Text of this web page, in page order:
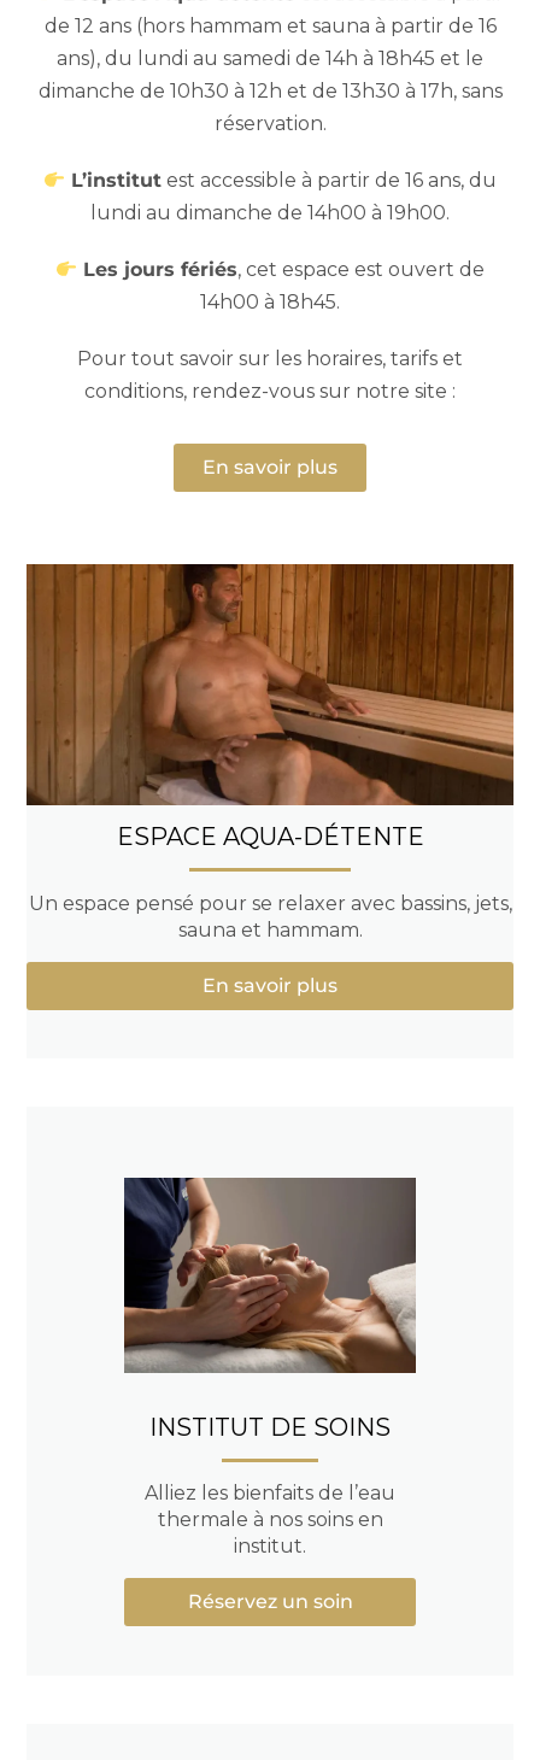
de 12 ans (hors hammam et sauna à partir de 16
ans), du lundi au samedi de 14h à 18h45 et le
dimanche de 10h30 à 12h et de 13h30 à 17h, sans
réservation.
L’institut est accessible à partir de 16 ans, du
lundi au dimanche de 14h00 à 19h00.
Les jours fériés, cet espace est ouvert de
14h00 à 18h45.
Pour tout savoir sur les horaires, tarifs et
conditions, rendez-vous sur notre site :
En savoir plus
ESPACE AQUA-DÉTENTE
Un espace pensé pour se relaxer avec bassins, jets,
sauna et hammam.
En savoir plus
INSTITUT DE SOINS
Alliez les bienfaits de l’eau
thermale à nos soins en
institut.
Réservez un soin